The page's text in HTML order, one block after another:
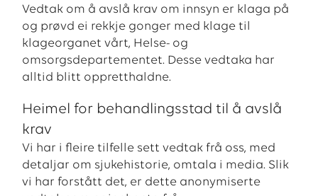
Vedtak om å avslå krav om innsyn er klaga på
og prøvd ei rekkje gonger med klage til
klageorganet vårt, Helse- og
omsorgsdepartementet. Desse vedtaka har
alltid blitt oppretthaldne.
Heimel for behandlingsstad til å avslå
krav
Vi har i fleire tilfelle sett vedtak frå oss, med
detaljar om sjukehistorie, omtala i media. Slik
vi har forstått det, er dette anonymiserte